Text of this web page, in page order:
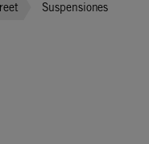
Suspensiones